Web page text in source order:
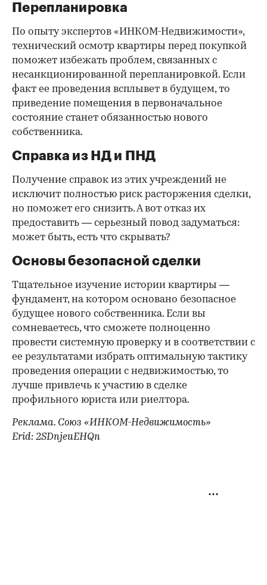
Перепланировка
По опыту экспертов «ИНКОМ-Недвижимости»,
технический осмотр квартиры перед покупкой
поможет избежать проблем, связанных с
несанкционированной перепланировкой. Если
факт ее проведения всплывет в будущем, то
приведение помещения в первоначальное
состояние станет обязанностью нового
собственника.
Справка из НД и ПНД
Получение справок из этих учреждений не
исключит полностью риск расторжения сделки,
но поможет его снизить. А вот отказ их
предоставить — серьезный повод задуматься:
может быть, есть что скрывать?
Основы безопасной сделки
Тщательное изучение истории квартиры —
фундамент, на котором основано безопасное
будущее нового собственника. Если вы
сомневаетесь, что сможете полноценно
провести системную проверку и в соответствии с
ее результатами избрать оптимальную тактику
проведения операции с недвижимостью, то
лучше привлечь к участию в сделке
профильного юриста или риелтора.
Реклама. Союз «ИНКОМ-Недвижимость»
Erid: 2SDnjeuEHQn